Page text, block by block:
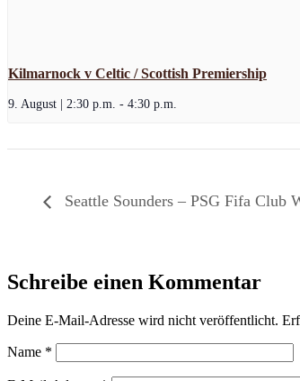
Kilmarnock v Celtic / Scottish Premiership
9. August | 2:30 p.m. - 4:30 p.m.
Seattle Sounders – PSG Fifa Club
Schreibe einen Kommentar
Deine E-Mail-Adresse wird nicht veröffentlicht.
Name *